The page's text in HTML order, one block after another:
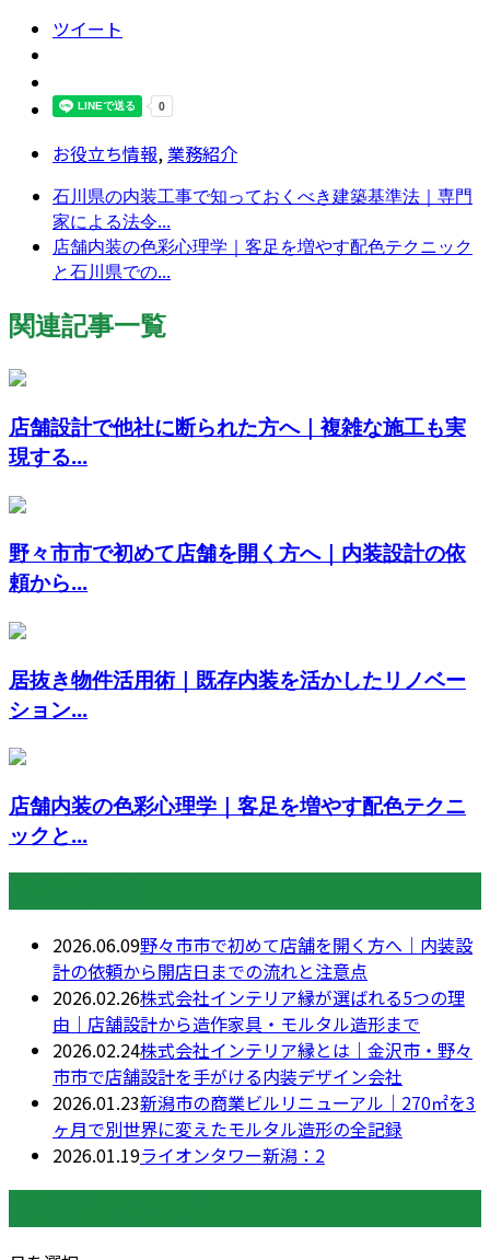
ツイート
お役立ち情報,業務紹介
石川県の内装工事で知っておくべき建築基準法｜専門
家による法令...
店舗内装の色彩心理学｜客足を増やす配色テクニック
と石川県での...
関連記事一覧
店舗設計で他社に断られた方へ｜複雑な施工も実
現する...
野々市市で初めて店舗を開く方へ｜内装設計の依
頼から...
居抜き物件活用術｜既存内装を活かしたリノベー
ション...
店舗内装の色彩心理学｜客足を増やす配色テクニ
ックと...
2026.06.09野々市市で初めて店舗を開く方へ｜内装設
計の依頼から開店日までの流れと注意点
2026.02.26株式会社インテリア縁が選ばれる5つの理
由｜店舗設計から造作家具・モルタル造形まで
2026.02.24株式会社インテリア縁とは｜金沢市・野々
市市で店舗設計を手がける内装デザイン会社
2026.01.23新潟市の商業ビルリニューアル｜270㎡を3
ヶ月で別世界に変えたモルタル造形の全記録
2026.01.19ライオンタワー新潟：2